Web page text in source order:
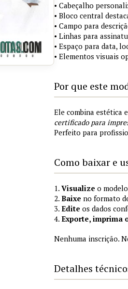
• Cabeçalho
• Bloco central
• Campo para
• Linhas para
• Espaço para data,
• Elementos visuais
Por que este
Ele combina estética
certificado para
Perfeito para
Como baixar e
1. Visualize o
2. Baixe no formato
3. Edite os dados
4. Exporte, imprima
Nenhuma inscrição.
Detalhes